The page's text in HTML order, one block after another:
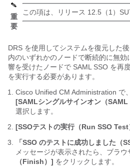
重
要
この項は、リリース 12.5（1）
DRS を使用してシステムを復元した
内のいずれかのノードで断続的に無
響を受けたノードで SAML SSO を再
を実行する必要があります。
Cisco Unified CM Administration で、
[SAMLシングルサインオン（
選択します。
[SSOテストの実行（Run SSO Test
「SSO のテストに成功しました（
メッセージが表示されたら、ブラウ
（Finish）] をクリックします。